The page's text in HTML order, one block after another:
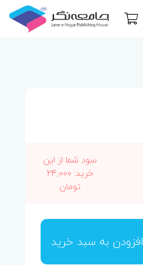
سود شما از این
خرید: 24,000
تومان
افزودن به سبد خرید